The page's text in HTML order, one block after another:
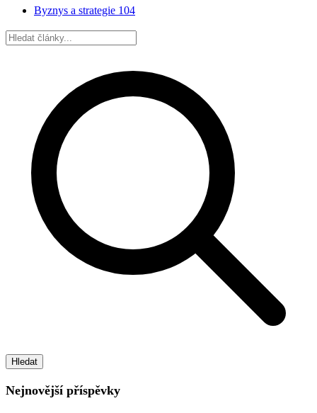
Byznys a strategie 104
Hledat:
Hledat
Nejnovější příspěvky